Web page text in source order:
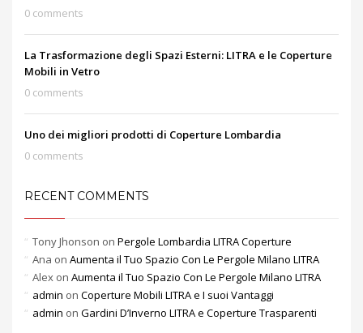
0 comments
La Trasformazione degli Spazi Esterni: LITRA e le Coperture
Mobili in Vetro
0 comments
Uno dei migliori prodotti di Coperture Lombardia
0 comments
RECENT COMMENTS
Tony Jhonson on Pergole Lombardia LITRA Coperture
Ana on Aumenta il Tuo Spazio Con Le Pergole Milano LITRA
Alex on Aumenta il Tuo Spazio Con Le Pergole Milano LITRA
admin on Coperture Mobili LITRA e I suoi Vantaggi
admin on Gardini D’Inverno LITRA e Coperture Trasparenti